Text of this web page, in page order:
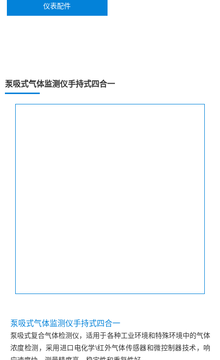
仪表配件
泵吸式气体监测仪手持式四合一
泵吸式气体监测仪手持式四合一
泵吸式复合气体检测仪，适用于各种工业环境和特殊环境中的气体
浓度检测，采用进口电化学\红外气体传感器和微控制器技术，响